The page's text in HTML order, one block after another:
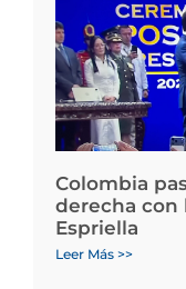
Colombia
derecha con
Espriella
Leer Más >>